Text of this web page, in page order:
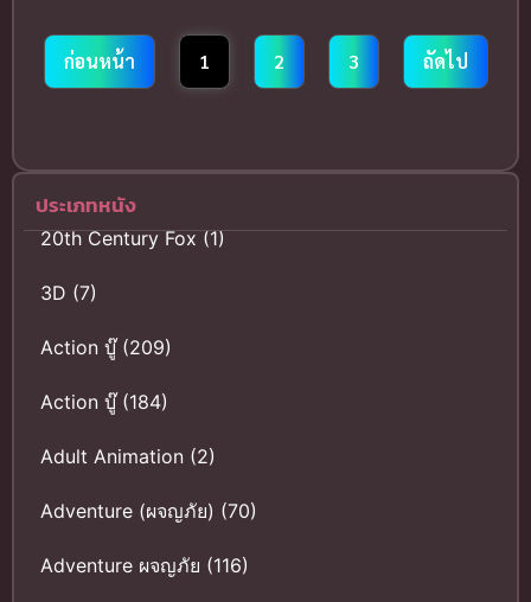
มนุษย์ พากย์
ไทย
ก่อนหน้า 1 2 3 ถัดไป
ประเภทหนัง
20th Century Fox(1)
3D (7)
Action บู๊(209)
Action บู๊(184)
Adult Animation (2)
Adventure (ผจญภัย) (70)
Adventure ผจญภัย (116)